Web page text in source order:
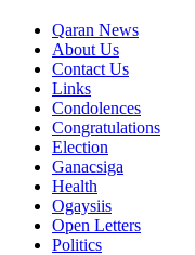
Qaran News
About Us
Contact Us
Links
Condolences
Congratulations
Election
Ganacsiga
Health
Ogaysiis
Open Letters
Politics